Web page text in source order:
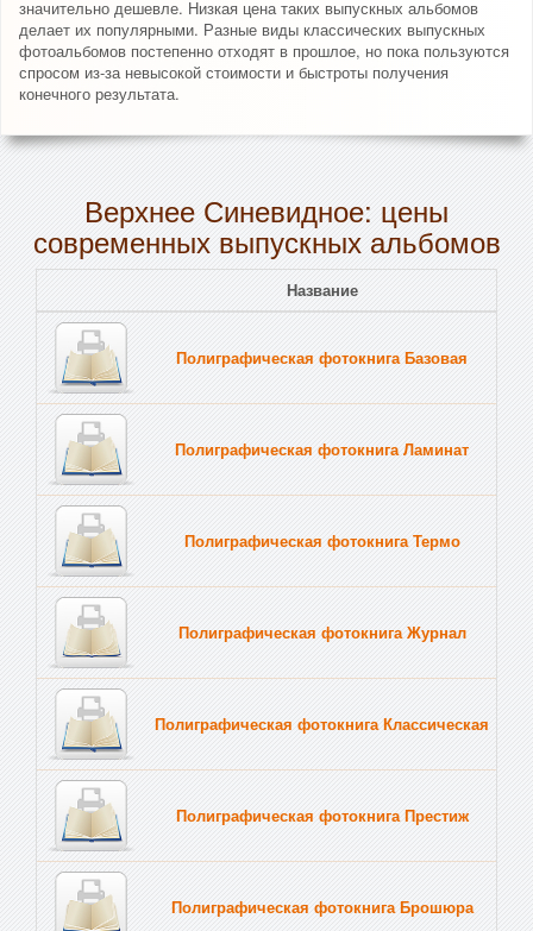
значительно дешевле. Низкая цена таких выпускных альбомов
делает их популярными. Разные виды классических выпускных
фотоальбомов постепенно отходят в прошлое, но пока пользуются
спросом из-за невысокой стоимости и быстроты получения
конечного результата.
Верхнее Синевидное: цены
современных выпускных альбомов
Название
Полиграфическая фотокнига Базовая
Полиграфическая фотокнига Ламинат
Полиграфическая фотокнига Термо
Полиграфическая фотокнига Журнал
Полиграфическая фотокнига Классическая
Полиграфическая фотокнига Престиж
Полиграфическая фотокнига Брошюра